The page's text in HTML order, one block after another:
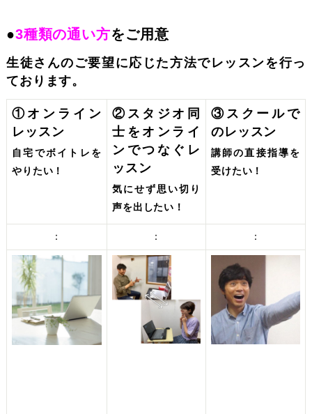
●3種類の通い方をご用意
生徒さんのご要望に応じた方法でレッスンを行っ
ております。
①オンライン
レッスン
自宅でボイトレを
やりたい！
②スタジオ同
士をオンライ
ンでつなぐレ
ッスン
気にせず思い切り
声を出したい！
③スクールで
のレッスン
講師の直接指導を
受けたい！
： ： ：